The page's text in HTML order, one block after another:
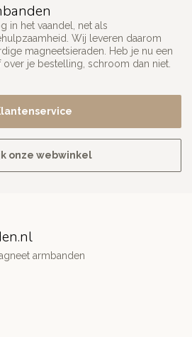
in het vaandel, net als
Wij leveren daarom
magneetsieraden. Heb je nu een
over je bestelling, schroom dan niet.
onze webwinkel
armbanden